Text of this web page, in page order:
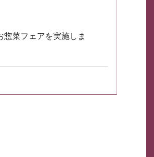
惣菜フェアを実施しま